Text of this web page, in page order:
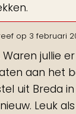
op 3 februari
Waren jullie
aan het
uit Breda in
Leuk